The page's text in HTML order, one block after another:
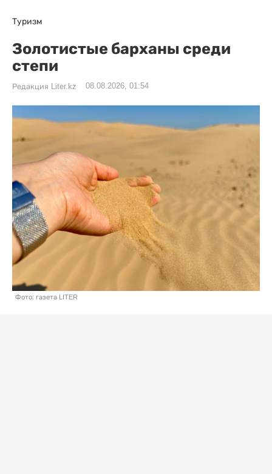
Туризм
Золотистые барханы среди
степи
Редакция Liter.kz 08.08.2026, 01:54
Фото: газета LITER